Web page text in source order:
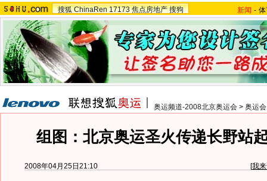
搜狐 ChinaRen 17173 焦点房地产 搜狗 新闻 -
奥运频道-2008北京奥运会 > 奥运
组图：北京奥运圣火传递长野站
2008年04月25日21:10 [我